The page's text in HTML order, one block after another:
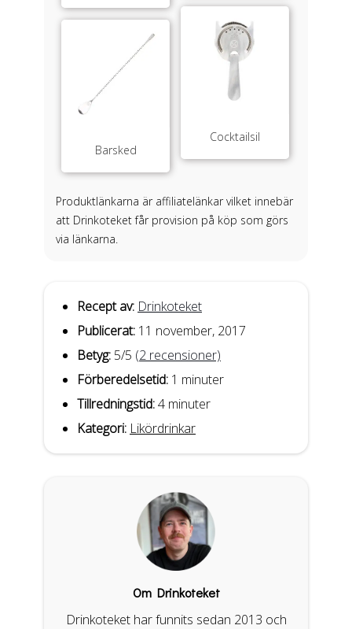
Cocktailsil
Barsked
Produktlänkarna är affiliatelänkar vilket innebär
att Drinkoteket får provision på köp som görs
via länkarna.
Recept av: Drinkoteket
Publicerat: 11 november, 2017
Betyg: 5/5 (2 recensioner)
Förberedelsetid: 1 minuter
Tillredningstid:4 minuter
Kategori: Likördrinkar
Om Drinkoteket
Drinkoteket har funnits sedan 2013 och